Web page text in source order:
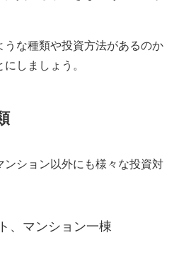
うな種類や投資方法があるのか
しましょう。
ンション以外にも様々な投資対
、マンション一棟